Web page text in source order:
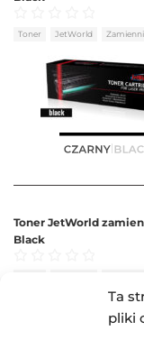
Ta
pliki
Toner JetWorld
Toner JetWorld
Black